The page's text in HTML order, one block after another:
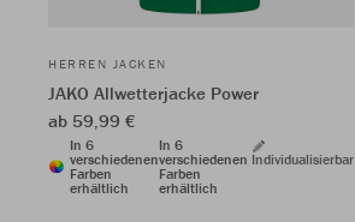
HERREN JACKEN
JAKO Allwetterjacke Power
ab 59,99 €
In 6
verschiedenen
Farben
erhältlich
In 6
verschiedenen
Farben
erhältlich
Individualisierbar